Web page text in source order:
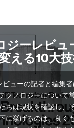
ジーレビュ
える10大
ビューの記者と編集
クノロジーについて
ちは現状を確認し、
に挙げるのは、良く